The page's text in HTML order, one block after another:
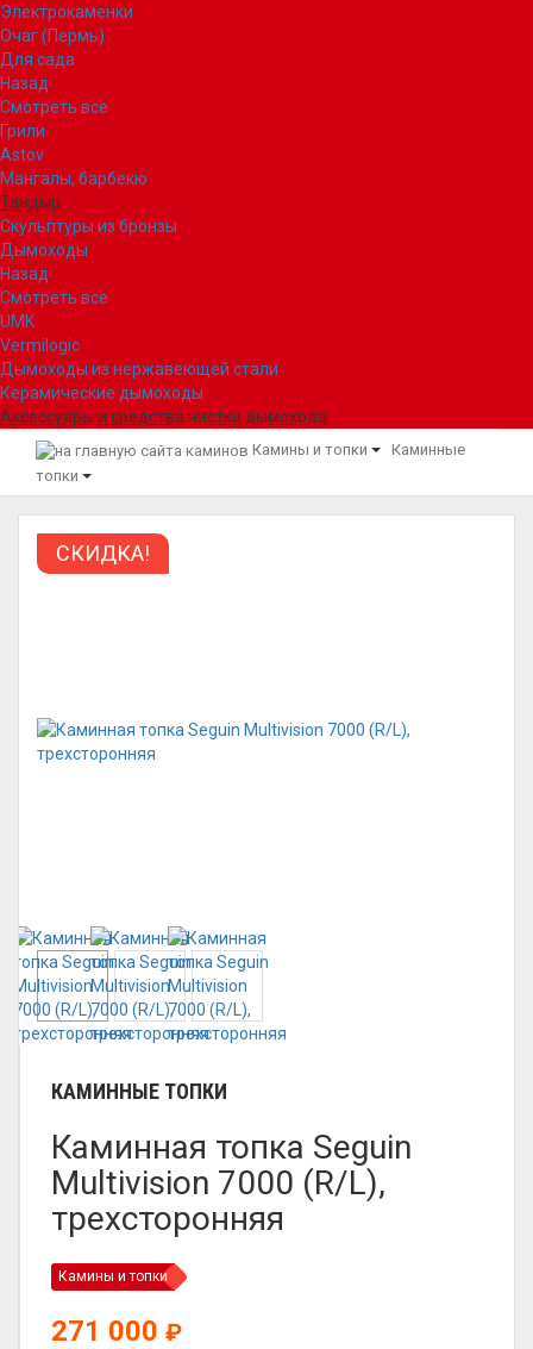
Электрокаменки
Очаг (Пермь)
Для сада
Назад
Смотреть все
Грили
Astov
Мангалы, барбекю
Тандыр
Скульптуры из бронзы
Дымоходы
Назад
Смотреть все
UMK
Vermilogic
Дымоходы из нержавеющей стали
Керамические дымоходы
Аксессуары и средства чистки дымохода
Камины и топки
Каминные
топки
СКИДКА!
КАМИННЫЕ ТОПКИ
Каминная топка Seguin
Multivision 7000 (R/L),
трехсторонняя
Камины и топки
271 000 ₽